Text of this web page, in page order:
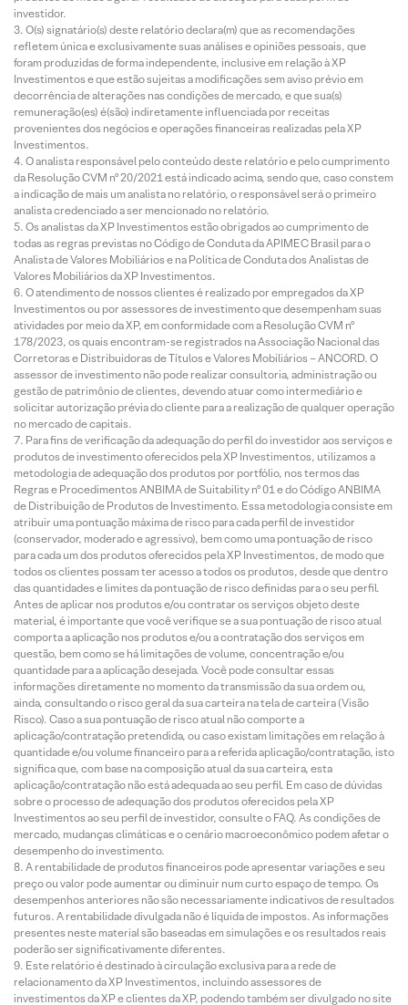
investidor.
O(s) signatário(s) deste relatório declara(m) que as recomendações
refletem única e exclusivamente suas análises e opiniões pessoais, que
foram produzidas de forma independente, inclusive em relação à XP
Investimentos e que estão sujeitas a modificações sem aviso prévio em
decorrência de alterações nas condições de mercado, e que sua(s)
remuneração(es) é(são) indiretamente influenciada por receitas
provenientes dos negócios e operações financeiras realizadas pela XP
Investimentos.
O analista responsável pelo conteúdo deste relatório e pelo cumprimento
da Resolução CVM nº 20/2021 está indicado acima, sendo que, caso constem
a indicação de mais um analista no relatório, o responsável será o primeiro
analista credenciado a ser mencionado no relatório.
Os analistas da XP Investimentos estão obrigados ao cumprimento de
todas as regras previstas no Código de Conduta da APIMEC Brasil para o
Analista de Valores Mobiliários e na Política de Conduta dos Analistas de
Valores Mobiliários da XP Investimentos.
O atendimento de nossos clientes é realizado por empregados da XP
Investimentos ou por assessores de investimento que desempenham suas
atividades por meio da XP, em conformidade com a Resolução CVM nº
178/2023, os quais encontram-se registrados na Associação Nacional das
Corretoras e Distribuidoras de Títulos e Valores Mobiliários – ANCORD. O
assessor de investimento não pode realizar consultoria, administração ou
gestão de patrimônio de clientes, devendo atuar como intermediário e
solicitar autorização prévia do cliente para a realização de qualquer operação
no mercado de capitais.
Para fins de verificação da adequação do perfil do investidor aos serviços e
produtos de investimento oferecidos pela XP Investimentos, utilizamos a
metodologia de adequação dos produtos por portfólio, nos termos das
Regras e Procedimentos ANBIMA de Suitability nº 01 e do Código ANBIMA
de Distribuição de Produtos de Investimento. Essa metodologia consiste em
atribuir uma pontuação máxima de risco para cada perfil de investidor
(conservador, moderado e agressivo), bem como uma pontuação de risco
para cada um dos produtos oferecidos pela XP Investimentos, de modo que
todos os clientes possam ter acesso a todos os produtos, desde que dentro
das quantidades e limites da pontuação de risco definidas para o seu perfil.
Antes de aplicar nos produtos e/ou contratar os serviços objeto deste
material, é importante que você verifique se a sua pontuação de risco atual
comporta a aplicação nos produtos e/ou a contratação dos serviços em
questão, bem como se há limitações de volume, concentração e/ou
quantidade para a aplicação desejada. Você pode consultar essas
informações diretamente no momento da transmissão da sua ordem ou,
ainda, consultando o risco geral da sua carteira na tela de carteira (Visão
Risco). Caso a sua pontuação de risco atual não comporte a
aplicação/contratação pretendida, ou caso existam limitações em relação à
quantidade e/ou volume financeiro para a referida aplicação/contratação, isto
significa que, com base na composição atual da sua carteira, esta
aplicação/contratação não está adequada ao seu perfil. Em caso de dúvidas
sobre o processo de adequação dos produtos oferecidos pela XP
Investimentos ao seu perfil de investidor, consulte o FAQ. As condições de
mercado, mudanças climáticas e o cenário macroeconômico podem afetar o
desempenho do investimento.
A rentabilidade de produtos financeiros pode apresentar variações e seu
preço ou valor pode aumentar ou diminuir num curto espaço de tempo. Os
desempenhos anteriores não são necessariamente indicativos de resultados
futuros. A rentabilidade divulgada não é líquida de impostos. As informações
presentes neste material são baseadas em simulações e os resultados reais
poderão ser significativamente diferentes.
Este relatório é destinado à circulação exclusiva para a rede de
relacionamento da XP Investimentos, incluindo assessores de
investimentos da XP e clientes da XP, podendo também ser divulgado no site